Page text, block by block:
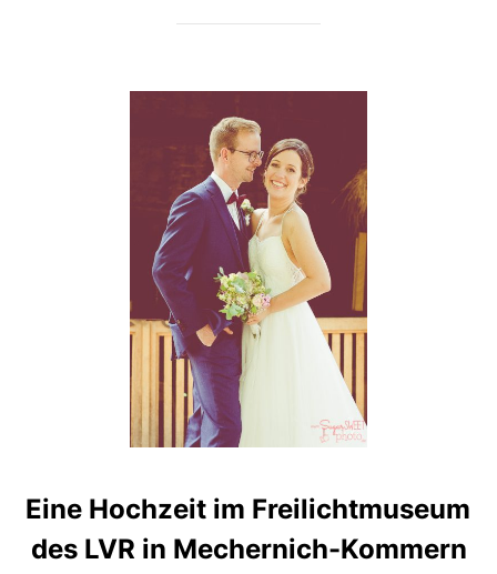
Eine Hochzeit im Freilichtmuseum
des LVR in Mechernich-Kommern